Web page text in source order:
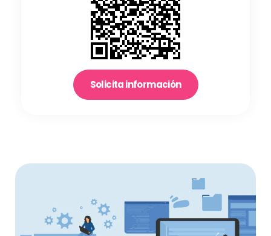
Solicita información